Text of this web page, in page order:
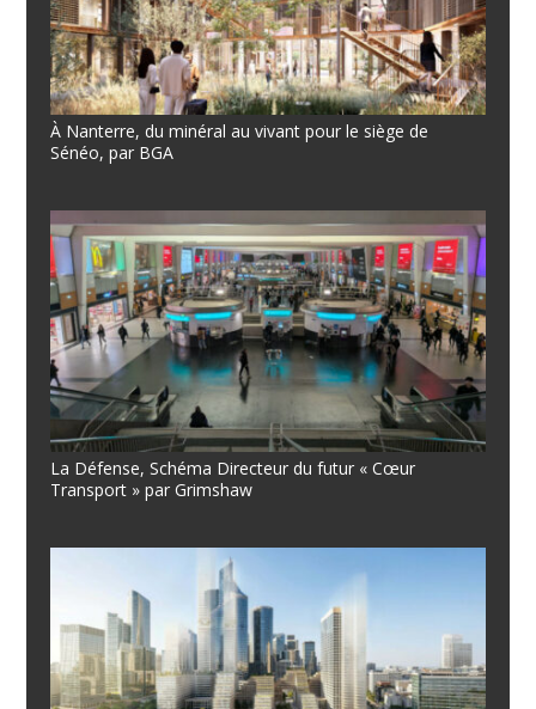
À Nanterre, du minéral au vivant pour le siège de
Sénéo, par BGA
La Défense, Schéma Directeur du futur « Cœur
Transport » par Grimshaw